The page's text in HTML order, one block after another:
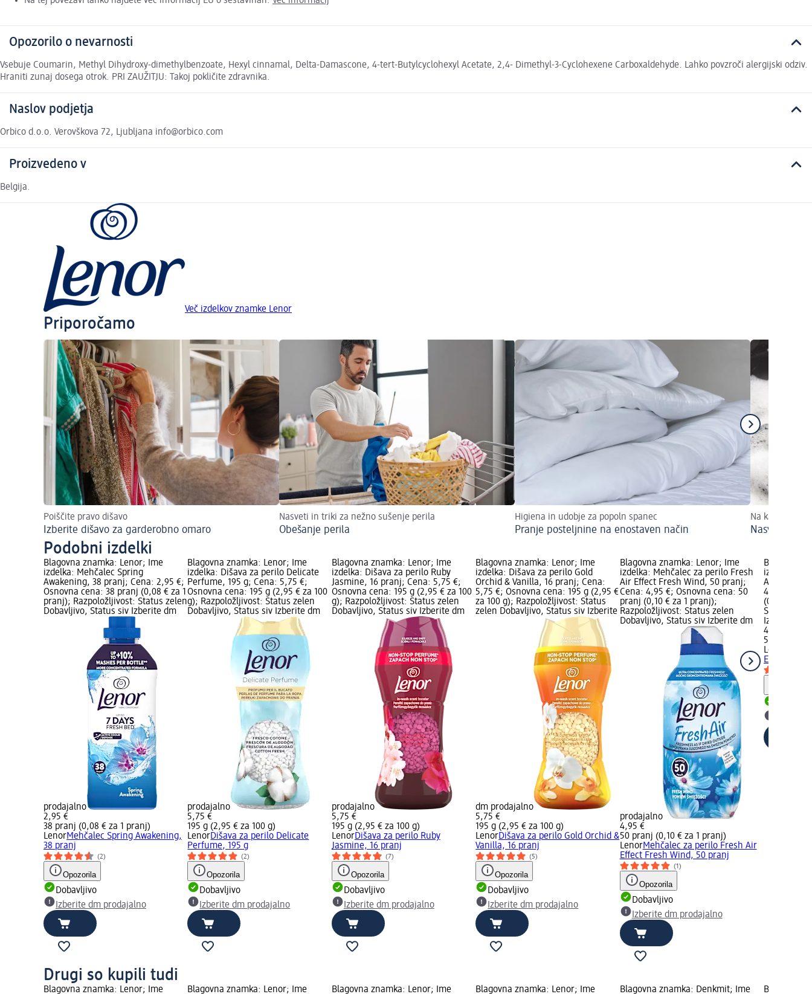
Opozorilo o nevarnosti
Vsebuje Coumarin, Methyl Dihydroxy-dimethylbenzoate, Hexyl cinnamal, Delta-Damascone, 4-tert-Butylcyclohexyl Acetate, 2,4- Dimethyl-3-Cyclohexene Carboxaldehyde. Lahko povzroči alergijski odziv.
Hraniti zunaj dosega otrok. PRI ZAUŽITJU: Takoj pokličite zdravnika.
Naslov podjetja
Orbico d.o.o. Verovškova 72, Ljubljana info@orbico.com
Proizvedeno v
Belgija.
Več izdelkov znamke Lenor
Priporočamo
Poiščite pravo dišavo
Izberite dišavo za garderobno omaro
Nasveti in triki za nežno sušenje perila
Obešanje perila
Higiena in udobje za popoln spanec
Pranje posteljnine na enostaven način
Na kaj morate
Nasveti za
Podobni izdelki
Blagovna znamka: Lenor; Ime
izdelka: Mehčalec Spring
Awakening, 38 pranj; Cena: 2,95 €;
Osnovna cena: 38 pranj (0,08 € za 1
pranj); Razpoložljivost: Status zelen
Dobavljivo, Status siv Izberite dm
prodajalno
2,95 €
38 pranj (0,08 € za 1 pranj)
LenorMehčalec Spring Awakening,
38 pranj
(2)
Opozorila
Dobavljivo
Izberite dm prodajalno
Blagovna znamka: Lenor; Ime
izdelka: Dišava za perilo Delicate
Perfume, 195 g; Cena: 5,75 €;
Osnovna cena: 195 g (2,95 € za 100
g); Razpoložljivost: Status zelen
Dobavljivo, Status siv Izberite dm
prodajalno
5,75 €
195 g (2,95 € za 100 g)
LenorDišava za perilo Delicate
Perfume, 195 g
(2)
Opozorila
Dobavljivo
Izberite dm prodajalno
Blagovna znamka: Lenor; Ime
izdelka: Dišava za perilo Ruby
Jasmine, 16 pranj; Cena: 5,75 €;
Osnovna cena: 195 g (2,95 € za 100
g); Razpoložljivost: Status zelen
Dobavljivo, Status siv Izberite dm
prodajalno
5,75 €
195 g (2,95 € za 100 g)
LenorDišava za perilo Ruby
Jasmine, 16 pranj
(7)
Opozorila
Dobavljivo
Izberite dm prodajalno
Blagovna znamka: Lenor; Ime
izdelka: Dišava za perilo Gold
Orchid & Vanilla, 16 pranj; Cena:
5,75 €; Osnovna cena: 195 g (2,95 €
za 100 g); Razpoložljivost: Status
zelen Dobavljivo, Status siv Izberite
dm prodajalno
5,75 €
195 g (2,95 € za 100 g)
LenorDišava za perilo Gold Orchid &
Vanilla, 16 pranj
(5)
Opozorila
Dobavljivo
Izberite dm prodajalno
Blagovna znamka: Lenor; Ime
izdelka: Mehčalec za perilo Fresh
Air Effect Fresh Wind, 50 pranj;
Cena: 4,95 €; Osnovna cena: 50
pranj (0,10 € za 1 pranj);
Razpoložljivost: Status zelen
Dobavljivo, Status siv Izberite dm
prodajalno
4,95 €
50 pranj (0,10 € za 1 pranj)
LenorMehčalec za perilo Fresh Air
Effect Fresh Wind, 50 pranj
(1)
Opozorila
Dobavljivo
Izberite dm prodajalno
Blagovna
izdelka:
Air Effect
4,95 €;
(0,10 € za
Status
Izberite
4,95 €
50 pranj
Lenor
Effect
Drugi so kupili tudi
Blagovna znamka: Lenor; Ime Blagovna znamka: Lenor; Ime Blagovna znamka: Lenor; Ime Blagovna znamka: Lenor; Ime Blagovna znamka: Denkmit; Ime Blagovna